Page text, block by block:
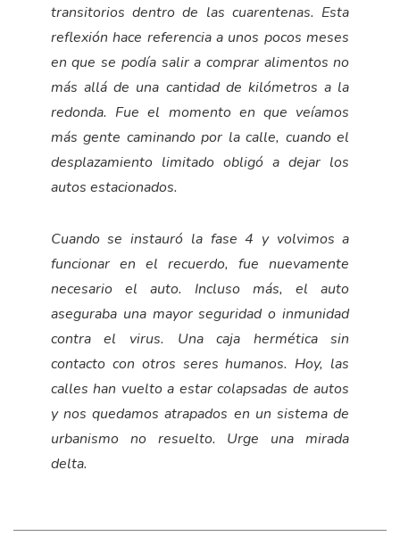
transitorios dentro de las cuarentenas. Esta
reflexión hace referencia a unos pocos meses
en que se podía salir a comprar alimentos no
más allá de una cantidad de kilómetros a la
redonda. Fue el momento en que veíamos
más gente caminando por la calle, cuando el
desplazamiento limitado obligó a dejar los
autos estacionados.
Cuando se instauró la fase 4 y volvimos a
funcionar en el recuerdo, fue nuevamente
necesario el auto. Incluso más, el auto
aseguraba una mayor seguridad o inmunidad
contra el virus. Una caja hermética sin
contacto con otros seres humanos. Hoy, las
calles han vuelto a estar colapsadas de autos
y nos quedamos atrapados en un sistema de
urbanismo no resuelto. Urge una mirada
delta.